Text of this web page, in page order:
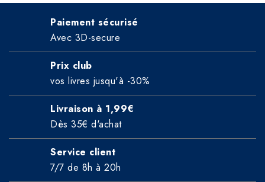
Paiement sécurisé
Avec 3D-secure
Prix club
vos livres jusqu'à -30%
Livraison à 1,99€
Dès 35€ d'achat
Service client
7/7 de 8h à 20h